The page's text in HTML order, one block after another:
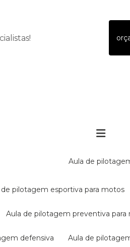
aula de
de pilotagem esportiva para motos
aula de pilotagem preventiva
defensiva aula de